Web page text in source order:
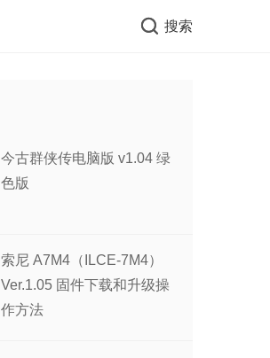
搜索
今古群侠传电脑版 v1.04 绿
色版
索尼 A7M4（ILCE-7M4）
Ver.1.05 固件下载和升级操
作方法